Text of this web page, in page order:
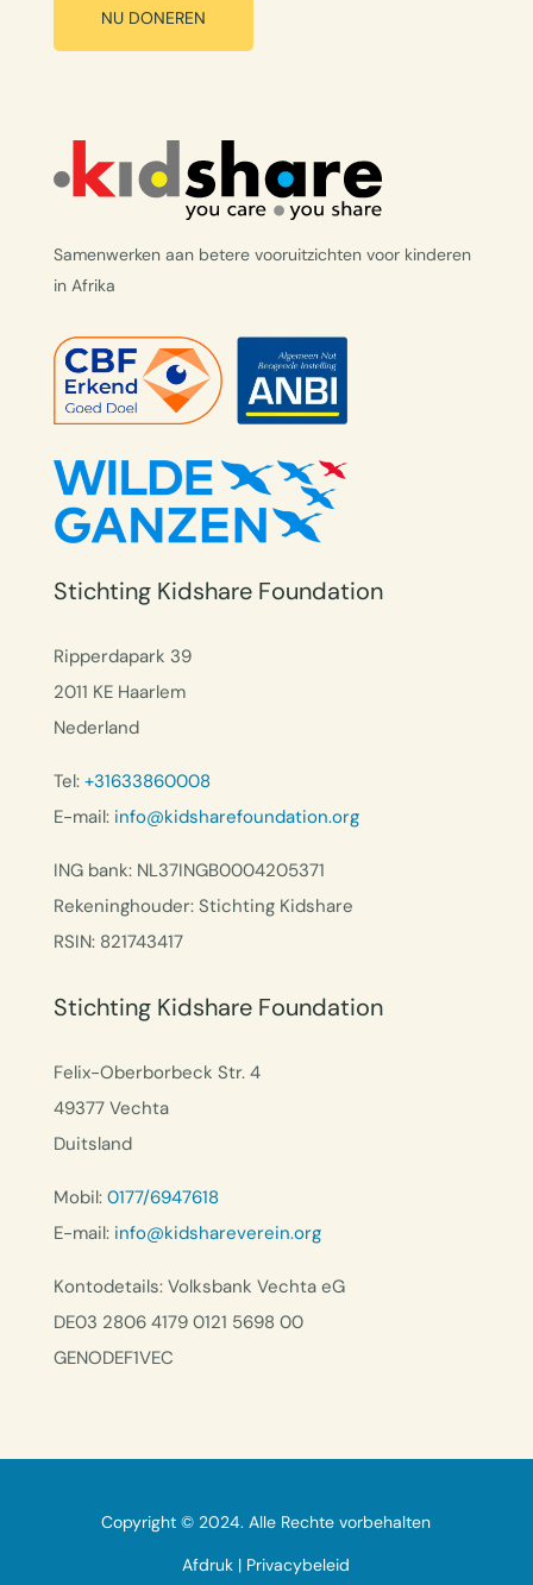
NU DONEREN
Samenwerken aan betere vooruitzichten voor kinderen
in Afrika
Stichting Kidshare Foundation
Ripperdapark 39
2011 KE Haarlem
Nederland
Tel: +31633860008
E-mail: info@kidsharefoundation.org
ING bank: NL37INGB0004205371
Rekeninghouder: Stichting Kidshare
RSIN: 821743417
Stichting Kidshare Foundation
Felix-Oberborbeck Str. 4
49377 Vechta
Duitsland
Mobil: 0177/6947618
E-mail: info@kidshareverein.org
Kontodetails: Volksbank Vechta eG
DE03 2806 4179 0121 5698 00
GENODEF1VEC
Copyright © 2024. Alle Rechte vorbehalten
Afdruk | Privacybeleid